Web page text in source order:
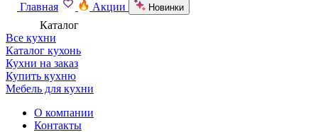
Главная Акции Новинки
Каталог
Все кухни
Каталог кухонь
Кухни на заказ
Купить кухню
Мебель для кухни
О компании
Контакты